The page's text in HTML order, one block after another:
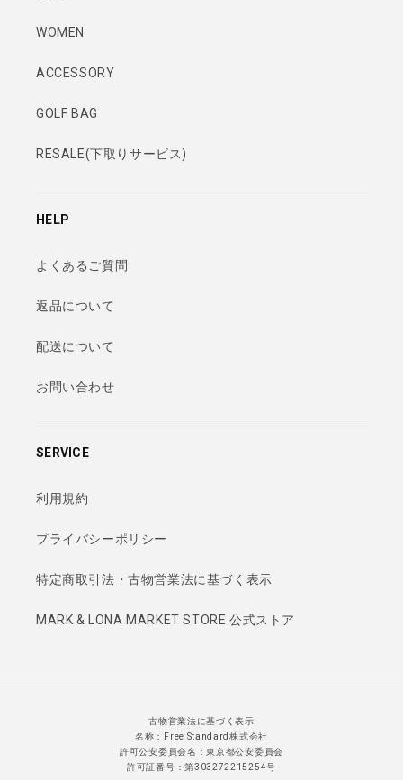
WOMEN
ACCESSORY
GOLF BAG
RESALE(下取りサービス)
HELP
よくあるご質問
返品について
配送について
お問い合わせ
SERVICE
利用規約
プライバシーポリシー
特定商取引法・古物営業法に基づく表示
MARK & LONA MARKET STORE 公式ストア
古物営業法に基づく表示
名称：Free Standard株式会社
許可公安委員会名：東京都公安委員会
許可証番号：第303272215254号